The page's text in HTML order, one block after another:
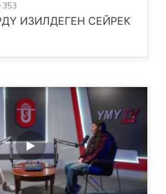
353
ИЗИЛДЕГЕН СЕЙРЕК